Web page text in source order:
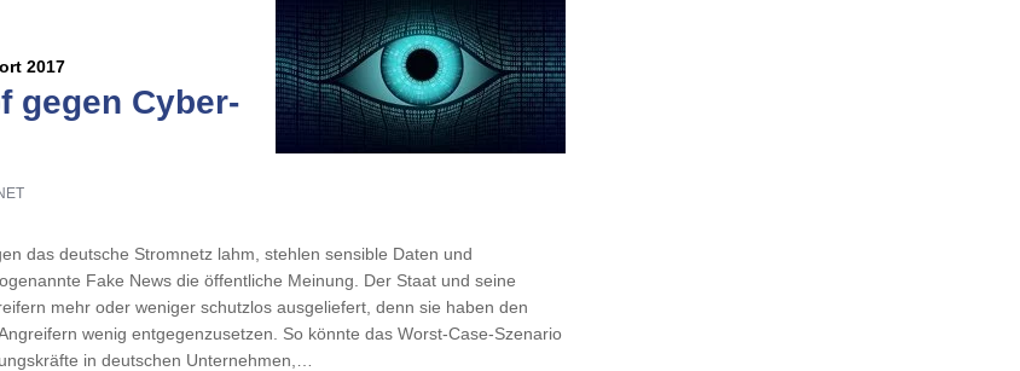
2017
gegen Cyber-
das deutsche Stromnetz lahm, stehlen sensible Daten und
Fake News die öffentliche Meinung. Der Staat und seine
mehr oder weniger schutzlos ausgeliefert, denn sie haben den
wenig entgegenzusetzen. So könnte das Worst-Case-Szenario
in deutschen Unternehmen,…